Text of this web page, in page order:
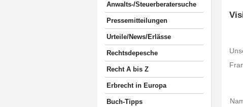
Anwalts-/Steuerberatersuche
Pressemitteilungen
Urteile/News/Erlässe
Rechtsdepesche
Recht A bis Z
Erbrecht in Europa
Buch-Tipps